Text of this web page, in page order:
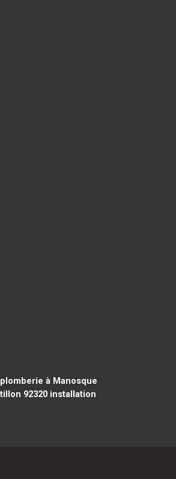
à Manosque
92320 installation